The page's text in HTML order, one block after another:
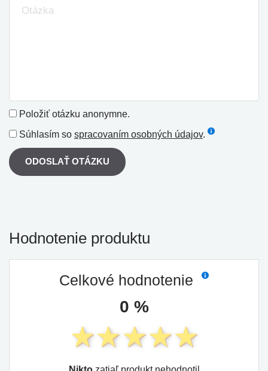
Položiť otázku anonymne.
Súhlasím so spracovaním osobných údajov.
ODOSLAŤ OTÁZKU
Hodnotenie produktu
Celkové hodnotenie
0 %